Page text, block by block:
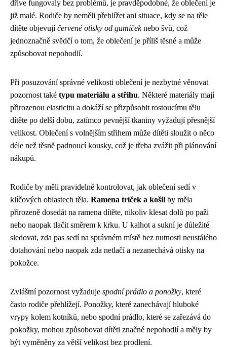
dříve fungovaly bez problémů, je pravděpodobné, že oblečení je
již malé. Rodiče by neměli přehlížet ani situace, kdy se na těle
dítěte objevujíčervené otisky od gumičeknebo švů, což
jednoznačně svědčí o tom, že oblečení je příliš těsné a může
způsobovat nepohodlí.
Při posuzování správné velikosti oblečení je nezbytné věnovat
pozornost také typu materiálu a střihu. Některé materiály mají
přirozenou elasticitu a dokáží se přizpůsobit rostoucímu tělu
dítěte po delší dobu, zatímco pevnější tkaniny vyžadují přesnější
velikost. Oblečení s volnějším střihem může dítěti sloužit o něco
déle než těsně padnoucí kousky, což je třeba zvážit při plánování
nákupů.
Rodiče by měli pravidelně kontrolovat, jak oblečení sedí v
klíčových oblastech těla. Ramena triček a košil by měla
přirozeně dosedát na ramena dítěte, nikoliv klesat dolů po paži
nebo naopak tlačit směrem k krku. U kalhot a sukní je důležité
sledovat, zda pas sedí na správném místě bez nutnosti neustálého
dotahování nebo naopak zda netlačí a nezanechává otisky na
pokožce.
Zvláštní pozornost vyžaduje spodní prádlo a ponožky, které
často rodiče přehlížejí. Ponožky, které zanechávají hluboké
vrypy kolem kotníků, nebo spodní prádlo, které se zařezává do
pokožky, mohou způsobovat dítěti značné nepohodlí a měly by
být vyměněny za větší velikost bez prodlení.